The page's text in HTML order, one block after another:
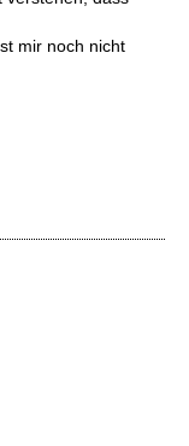
mir noch nicht